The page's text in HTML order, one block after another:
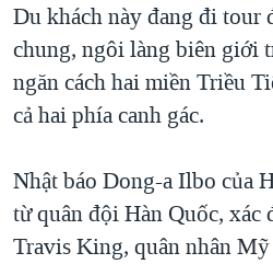
NGƯ DÂN VIỆT VÀ LÀN SÓNG
BÊN KIA QUỐC LỘ: TIẾNG
QUAN HỆ VIỆT MỸ
Du khách này đang đi tour
chung, ngôi làng biên giới
ngăn cách hai miền Triều
cả hai phía canh gác.
Nhật báo Dong-a Ilbo của
từ quân đội Hàn Quốc, xác
Travis King, quân nhân